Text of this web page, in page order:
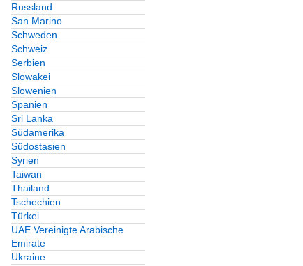
Russland
San Marino
Schweden
Schweiz
Serbien
Slowakei
Slowenien
Spanien
Sri Lanka
Südamerika
Südostasien
Syrien
Taiwan
Thailand
Tschechien
Türkei
UAE Vereinigte Arabische
Emirate
Ukraine